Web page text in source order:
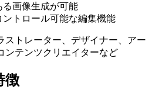
る画像生成が可能
ントロール可能な編集機能
ストレーター、デザイナー、アー
ンテンツクリエイターなど
徴